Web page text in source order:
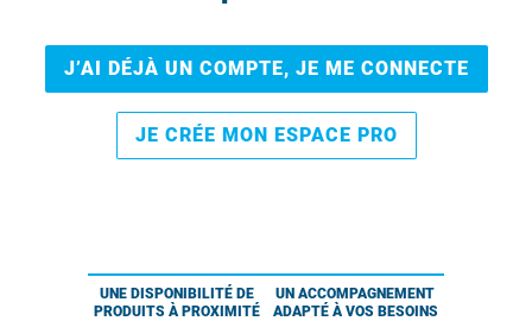
J’AI DÉJÀ UN COMPTE, JE ME CONNECTE
JE CRÉE MON ESPACE PRO
UNE DISPONIBILITÉ DE
PRODUITS À PROXIMITÉ
UN ACCOMPAGNEMENT
ADAPTÉ À VOS BESOINS